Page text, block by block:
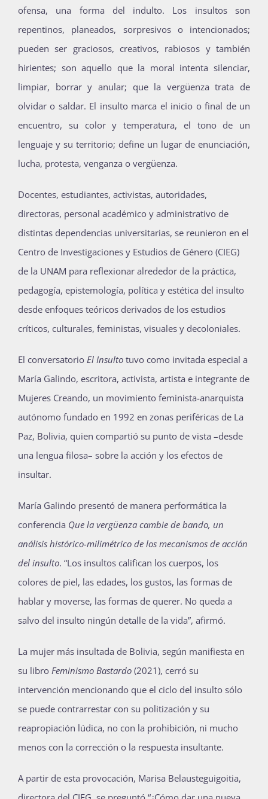
ofensa, una forma del indulto. Los insultos son
repentinos, planeados, sorpresivos o intencionados;
pueden ser graciosos, creativos, rabiosos y también
hirientes; son aquello que la moral intenta silenciar,
limpiar, borrar y anular; que la vergüenza trata de
olvidar o saldar. El insulto marca el inicio o final de un
encuentro, su color y temperatura, el tono de un
lenguaje y su territorio; define un lugar de enunciación,
lucha, protesta, venganza o vergüenza.
Docentes, estudiantes, activistas, autoridades,
directoras, personal académico y administrativo de
distintas dependencias universitarias, se reunieron en el
Centro de Investigaciones y Estudios de Género (CIEG)
de la UNAM para reflexionar alrededor de la práctica,
pedagogía, epistemología, política y estética del insulto
desde enfoques teóricos derivados de los estudios
críticos, culturales, feministas, visuales y decoloniales.
El conversatorio El Insulto tuvo como invitada especial a
María Galindo, escritora, activista, artista e integrante de
Mujeres Creando, un movimiento feminista-anarquista
autónomo fundado en 1992 en zonas periféricas de La
Paz, Bolivia, quien compartió su punto de vista –desde
una lengua filosa– sobre la acción y los efectos de
insultar.
María Galindo presentó de manera performática la
conferencia Que la vergüenza cambie de bando, un
análisis histórico-milimétrico de los mecanismos de acción
del insulto. “Los insultos califican los cuerpos, los
colores de piel, las edades, los gustos, las formas de
hablar y moverse, las formas de querer. No queda a
salvo del insulto ningún detalle de la vida”, afirmó.
La mujer más insultada de Bolivia, según manifiesta en
su libro Feminismo Bastardo (2021), cerró su
intervención mencionando que el ciclo del insulto sólo
se puede contrarrestar con su politización y su
reapropiación lúdica, no con la prohibición, ni mucho
menos con la corrección o la respuesta insultante.
A partir de esta provocación, Marisa Belausteguigoitia,